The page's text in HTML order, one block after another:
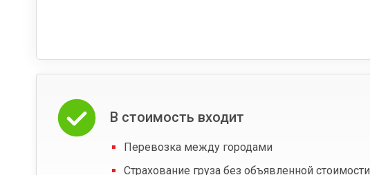
В стоимость входит
Перевозка между городами
Страхование груза без объявленной стоимости